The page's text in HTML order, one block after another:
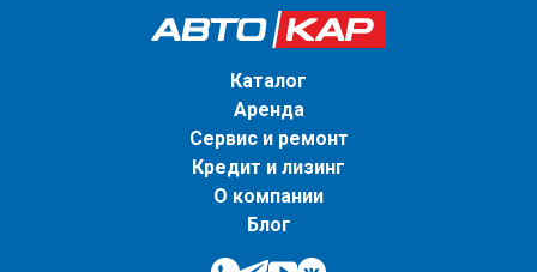
Каталог
Аренда
Сервис и ремонт
Кредит и лизинг
О компании
Блог